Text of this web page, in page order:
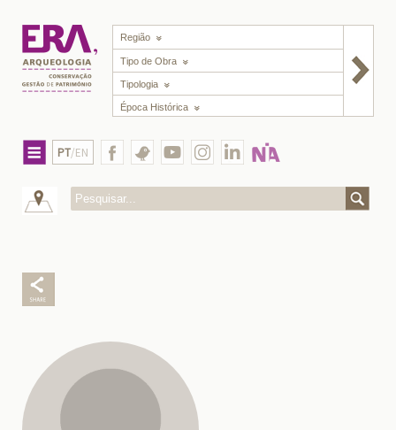
Região
Tipo de Obra
Tipologia
Época Histórica
PT/EN